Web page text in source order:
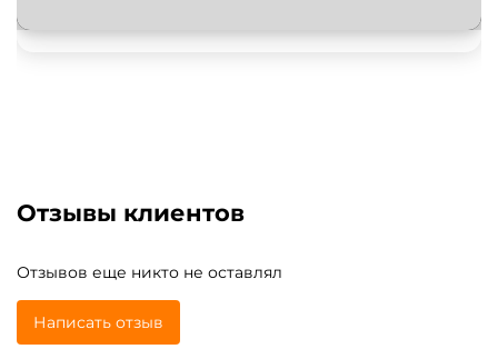
Отзывы клиентов
Отзывов еще никто не оставлял
Написать отзыв